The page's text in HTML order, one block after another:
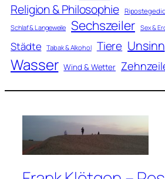
Religion & Philosophie
Schlaf & Langeweile Sechszeiler Sex &
Städte Tabak & Alkohol Tiere Unsinn
Wasser Wind & Wetter